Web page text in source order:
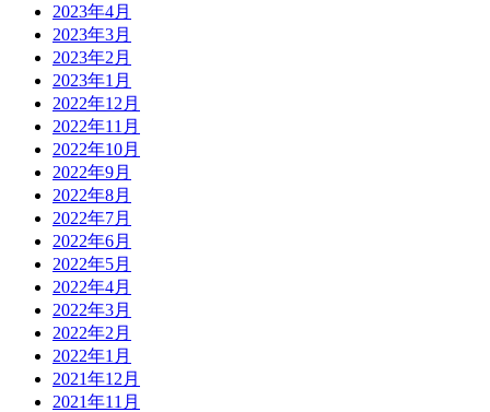
2023年4月
2023年3月
2023年2月
2023年1月
2022年12月
2022年11月
2022年10月
2022年9月
2022年8月
2022年7月
2022年6月
2022年5月
2022年4月
2022年3月
2022年2月
2022年1月
2021年12月
2021年11月